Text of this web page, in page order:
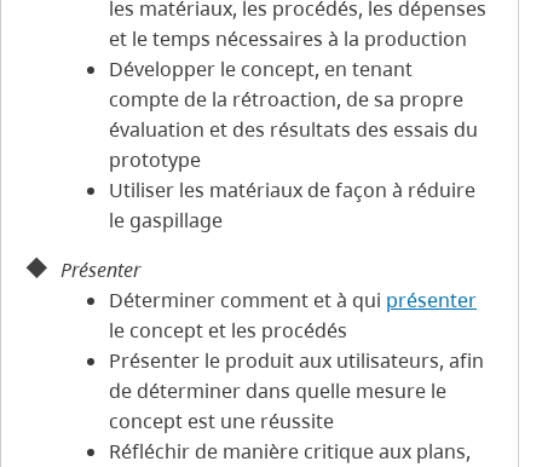
les matériaux, les procédés, les dépenses
et le temps nécessaires à la production
Développer le concept, en tenant
compte de la rétroaction, de sa propre
évaluation et des résultats des essais du
prototype
Utiliser les matériaux de façon à réduire
le gaspillage
Présenter
Déterminer comment et à qui présenter
le concept et les procédés
Présenter le produit aux utilisateurs, afin
de déterminer dans quelle mesure le
concept est une réussite
Réfléchir de manière critique aux plans,